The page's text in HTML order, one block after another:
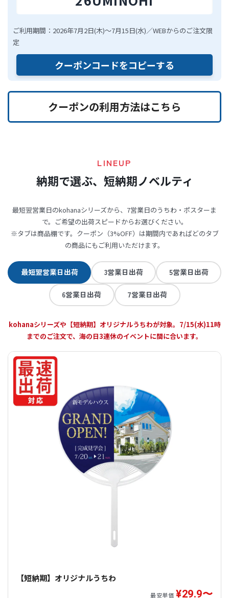
ご利用期間：2026年7月2日(木)〜7月15日(水)／WEBからのご注文限
定
クーポンコードをコピーする
クーポンの利用方法はこちら
STEP
を選択いただき、
ク。
03
ご注文手続きページで、クーポンコード
LINEUP
納期で選ぶ、短納期ノベルティ
最短翌営業日のkohanaシリーズから、7営業日のうちわ・ポスターま
で。ご希望の出荷スピードからお選びください。
※タブは商品棚です。クーポン（3%OFF）は期間内であればどのタブ
の商品にもご利用いただけます。
最短翌営業日出荷 3営業日出荷 5営業日出荷
6営業日出荷 7営業日出荷
kohanaシリーズや【短納期】オリジナルうちわが対象。7/15(水)11時
までのご注文で、海の日3連休のイベントに間に合います。
【短納期】オリジナルうちわ
最安単価 ¥29.9〜